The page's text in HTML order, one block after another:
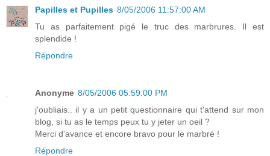
Papilles et Pupilles 8/05/2006 11:57:00 AM
Tu as parfaitement pigé le truc des marbrures. Il est
splendide !
Répondre
Anonyme 8/05/2006 05:59:00 PM
j'oubliais.. il y a un petit questionnaire qui t'attend sur mon
blog, si tu as le temps peux tu y jeter un oeil ?
Merci d'avance et encore bravo pour le marbré !
Répondre